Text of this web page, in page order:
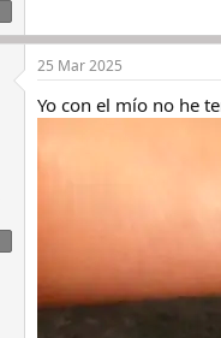
25 Mar 2025
Yo con el mío no he